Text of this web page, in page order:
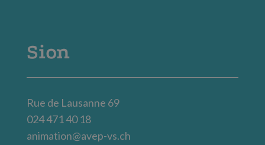
Sion
Rue de Lausanne 69
024 471 40 18
animation@avep-vs.ch